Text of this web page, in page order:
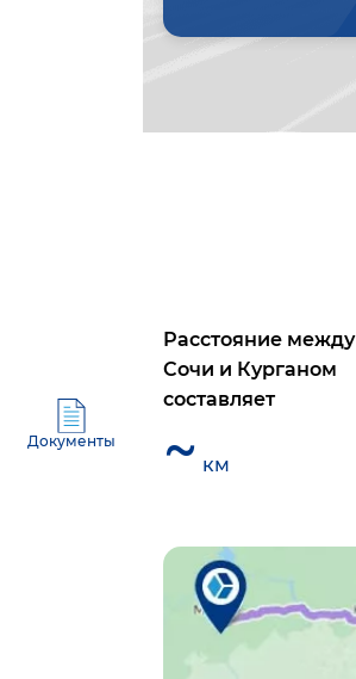
Документы
Расстояние между
Сочи и Курганом
составляет
~ км